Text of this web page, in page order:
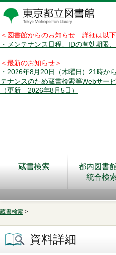
＜図書館からのお知らせ 詳細は以
・メンテナンス日程、IDの有効期限
＜最新のお知らせ＞
・2026年8月20日（木曜日）21時か
テナンスのため蔵書検索等Webサー
（更新 2026年8月5日）
蔵書検索
都内図書
統合検
蔵書検索 >
資料詳細